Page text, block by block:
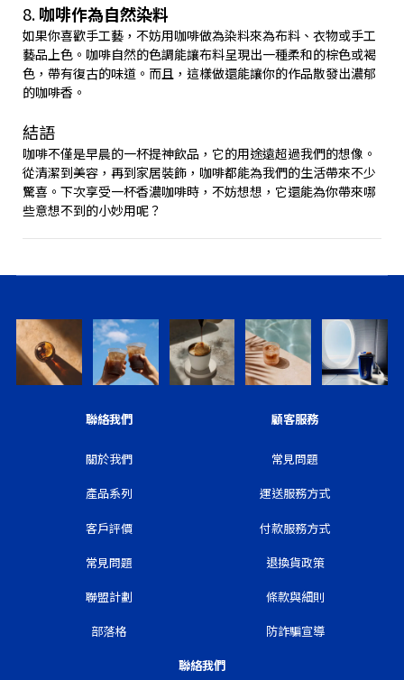
8.咖啡作為自然染料
如果你喜歡手工藝，不妨用咖啡做為染料來為布料、衣物或手工
藝品上色。咖啡自然的色調能讓布料呈現出一種柔和的棕色或褐
色，帶有復古的味道。而且，這樣做還能讓你的作品散發出濃郁
的咖啡香。
結語
咖啡不僅是早晨的一杯提神飲品，它的用途遠超過我們的想像。
從清潔到美容，再到家居裝飾，咖啡都能為我們的生活帶來不少
驚喜。下次享受一杯香濃咖啡時，不妨想想，它還能為你帶來哪
些意想不到的小妙用呢？
聯絡我們
關於我們
產品系列
客戶評價
常見問題
聯盟計劃
部落格
顧客服務
常見問題
運送服務方式
付款服務方式
退換貨政策
條款與細則
防詐騙宣導
聯絡我們